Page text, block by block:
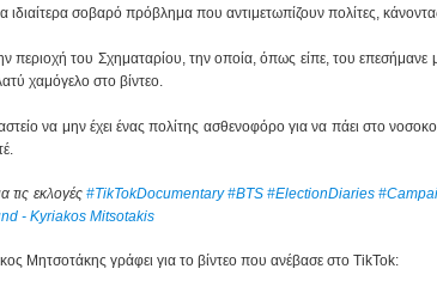
ιδιαίτερα σοβαρό πρόβλημα που αντιμετωπίζουν πολίτες,
περιοχή του Σχηματαρίου, την οποία, όπως είπε, του επεσήμανε
χαμόγελο στο βίντεο.
να μην έχει ένας πολίτης ασθενοφόρο για να πάει στο
τις εκλογές #TikTokDocumentary #BTS #ElectionDiaries
- Kyriakos Mitsotakis
Μητσοτάκης γράφει για το βίντεο που ανέβασε στο TikTok: